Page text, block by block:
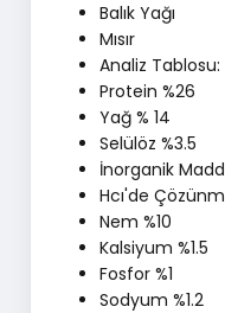
Balık Yağı
Mısır
Analiz Tablosu:
Protein %26
Yağ % 14
Selülöz %3.5
İnorganik
Hcı'de
Nem %10
Kalsiyum %1.5
Fosfor %1
Sodyum %1.2